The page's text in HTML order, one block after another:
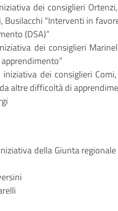
dei consiglieri
Busilacchi “Interventi in
(DSA)”
dei consiglieri
iniziativa dei consiglieri
altre difficoltà di
della Giunta